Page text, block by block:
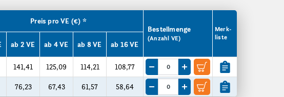
Preis pro VE (€) *
Bestellmenge
(Anzahl VE)
Merk­
liste
ab 2 VE ab 4 VE ab 8 VE ab 16 VE
141,41 125,09 114,21 108,77 Menge um eine VE reduzieren
Menge um eine VE erhöhen
76,23 67,43 61,57 58,64 Menge um eine VE reduzieren
Menge um eine VE erhöhen